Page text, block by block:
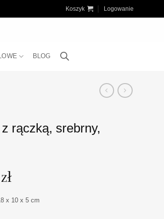
Koszyk Logowanie
BLOG
rączką, srebrny,
złAktualna
cena
wynosi:
x 10 x 5 cm